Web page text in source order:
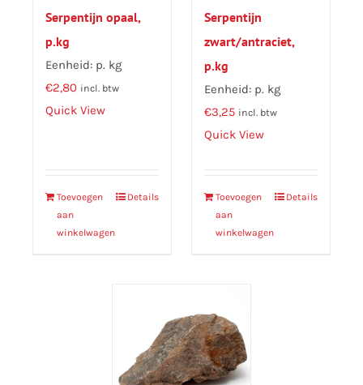
Serpentijn opaal,
p.kg
Eenheid: p. kg
€2,80 incl. btw
Quick View
Toevoegen
aan
winkelwagen
Details
Serpentijn
zwart/antraciet,
p.kg
Eenheid: p. kg
€3,25 incl. btw
Quick View
Toevoegen
aan
winkelwagen
Details